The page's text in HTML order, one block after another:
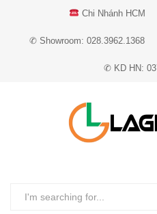
Chi Nhánh HCM
✆ Showroom: 028.3962.1368
✆ KD HN: